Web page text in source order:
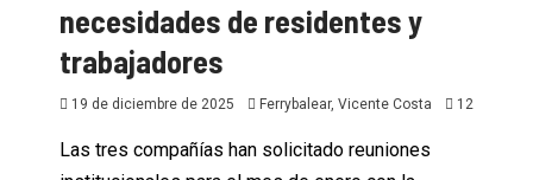
necesidades de residentes y
trabajadores
19 de diciembre de 2025 Ferrybalear, Vicente Costa 12
Las tres compañías han solicitado reuniones